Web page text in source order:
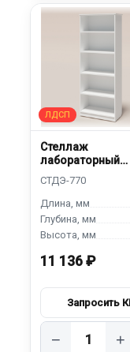
Стеллаж
лабораторный
11 136 ₽
− +